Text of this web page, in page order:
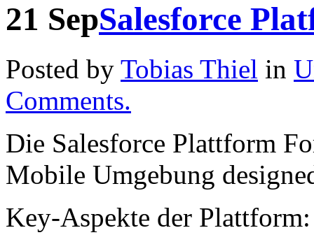
21 SepSalesforce
Posted by Tobias Thiel in
Comments.
Die Salesforce Plattform
Mobile Umgebung
Key-Aspekte der Plattform: